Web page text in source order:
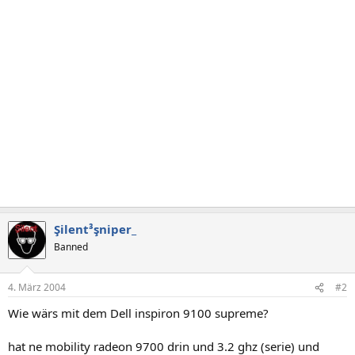
Şilent³şniper_
Banned
4. März 2004 #2
Wie wärs mit dem Dell inspiron 9100 supreme?
hat ne mobility radeon 9700 drin und 3.2 ghz (serie) und